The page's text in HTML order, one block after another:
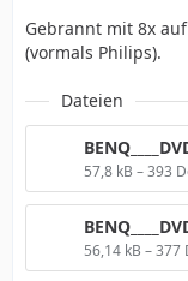
Gebrannt mit 8x
(vormals Philips).
Dateien
57,8 kB – 393
56,14 kB – 377